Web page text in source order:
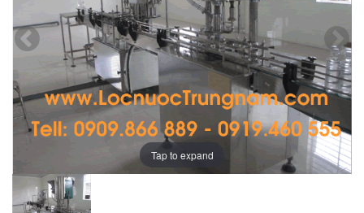
Tap to expand